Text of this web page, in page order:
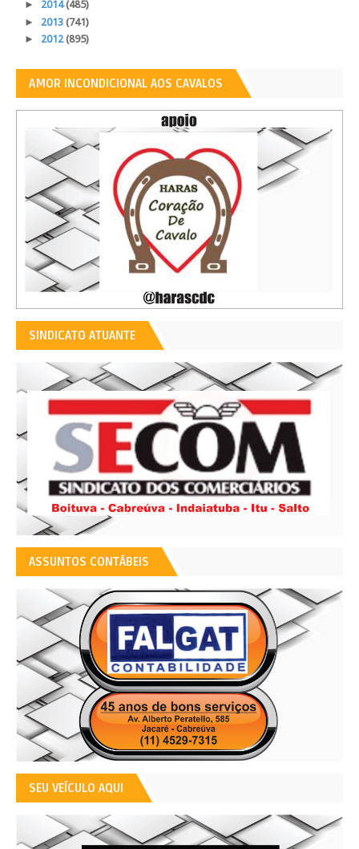
► 2014(485)
► 2013 (741)
► 2012(895)
AMOR INCONDICIONAL AOS CAVALOS
SINDICATO ATUANTE
ASSUNTOS CONTÁBEIS
SEU VEÍCULO AQUI